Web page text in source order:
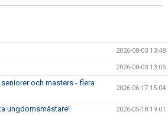
2026-08-03 13:48
2026-08-03 13:05
och masters - flera
2026-06-17 15:04
ungdomsmästare! 2026-05-18 19:01